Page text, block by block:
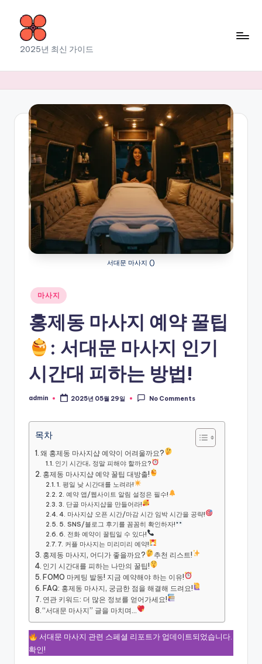
content
소
라
출
장
마
사
지
2025년 최신 가이드
서대문 마사지 ()
Posted
in
마사지
홍제동 마사지 예약 꿀팁
: 서대문 마사지 인기
시간대 피하는 방법!
Posted
admin 2025년 05월 29일 No Comments
목차
왜 홍제동 마사지샵 예약이 어려울까요?
인기 시간대, 정말 피해야 할까요?
홍제동 마사지샵 예약 꿀팁 대방출!
1. 평일 낮 시간대를 노려라!
2. 예약 앱/웹사이트 알림 설정은 필수!
3. 단골 마사지샵을 만들어라!
4. 마사지샵 오픈 시간/마감 시간 임박 시간을 공략!
5. SNS/블로그 후기를 꼼꼼히 확인하자!
6. 전화 예약이 꿀팁일 수 있다!
7. 커플 마사지는 미리미리 예약!
홍제동 마사지, 어디가 좋을까요?
추천 리스트!
인기 시간대를 피하는 나만의 꿀팁!
FOMO 마케팅 발동! 지금 예약해야 하는 이유!
FAQ: 홍제동 마사지, 궁금한 점을 해결해 드려요!
연관 키워드: 더 많은 정보를 얻어가세요!
“서대문 마사지” 글을 마치며…
서대문 마사지 관련 스페셜 리포트가 업데이트되었습니다.
확인!